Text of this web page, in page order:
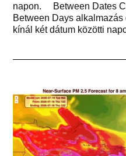
napon. Between Dates
Between Days
kínál két dátum közötti